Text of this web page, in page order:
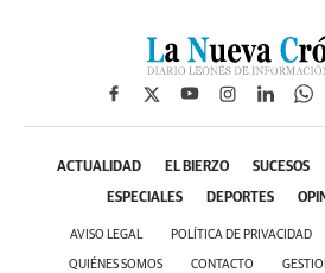
ACTUALIDAD EL BIERZO SUCESOS
ESPECIALES DEPORTES
AVISO LEGAL POLÍTICA DE PRIVACIDAD
QUIÉNES SOMOS CONTACTO